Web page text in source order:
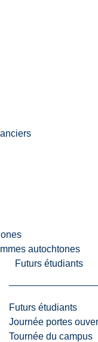
autochtones
Futurs étudiants
Futurs étudiants
Journée portes
Tournée du campus